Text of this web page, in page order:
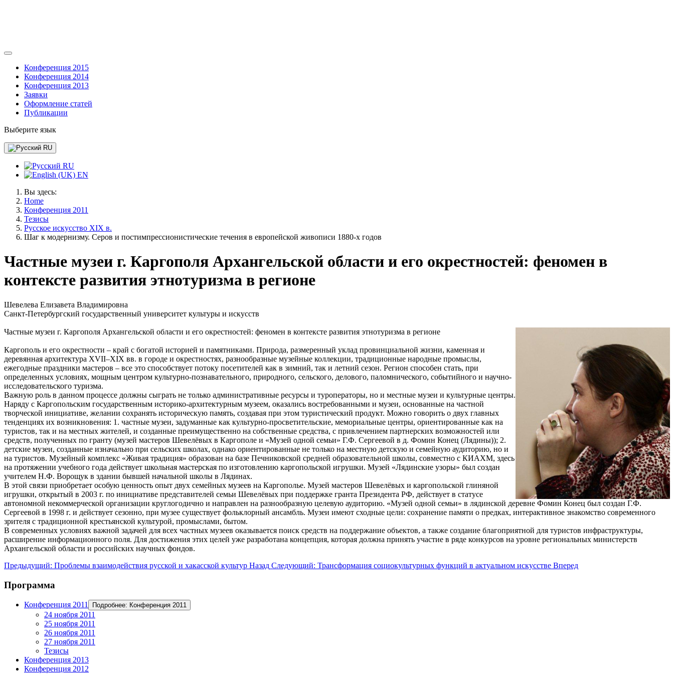
Конференция 2015
Конференция 2014
Конференция 2013
Заявки
Оформление статей
Публикации
Выберите язык
RU
RU
EN
Вы здесь:
Home
Конференция 2011
Тезисы
Русское искусство XIX в.
Шаг к модернизму. Серов и постимпрессионистические течения в европейской живописи 1880-х годов
Частные музеи г. Каргополя Архангельской области и его окрестностей: феномен в
контексте развития этнотуризма в регионе
Шевелева Елизавета Владимировна
Санкт-Петербургский государственный университет культуры и искусств
Частные музеи г. Каргополя Архангельской области и его окрестностей: феномен в контексте развития этнотуризма в регионе
Каргополь и его окрестности ‒ край с богатой историей и памятниками. Природа, размеренный уклад провинциальной жизни, каменная и
деревянная архитектура XVII‒XIX вв. в городе и окрестностях, разнообразные музейные коллекции, традиционные народные промыслы,
ежегодные праздники мастеров – все это способствует потоку посетителей как в зимний, так и летний сезон. Регион способен стать, при
определенных условиях, мощным центром культурно-познавательного, природного, сельского, делового, паломнического, событийного и научно-
исследовательского туризма.
Важную роль в данном процессе должны сыграть не только административные ресурсы и туроператоры, но и местные музеи и культурные центры.
Наряду с Каргопольским государственным историко-архитектурным музеем, оказались востребованными и музеи, основанные на частной
творческой инициативе, желании сохранять историческую память, создавая при этом туристический продукт. Можно говорить о двух главных
тенденциях их возникновения: 1. частные музеи, задуманные как культурно-просветительские, мемориальные центры, ориентированные как на
туристов, так и на местных жителей, и созданные преимущественно на собственные средства, с привлечением партнерских возможностей или
средств, полученных по гранту (музей мастеров Шевелёвых в Каргополе и «Музей одной семьи» Г.Ф. Сергеевой в д. Фомин Конец (Лядины)); 2.
детские музеи, созданные изначально при сельских школах, однако ориентированные не только на местную детскую и семейную аудиторию, но и
на туристов. Музейный комплекс «Живая традиция» образован на базе Печниковской средней образовательной школы, совместно с КИАХМ, здесь
на протяжении учебного года действует школьная мастерская по изготовлению каргопольской игрушки. Музей «Лядинские узоры» был создан
учителем Н.Ф. Ворощук в здании бывшей начальной школы в Лядинах.
В этой связи приобретает особую ценность опыт двух семейных музеев на Каргополье. Музей мастеров Шевелёвых и каргопольской глиняной
игрушки, открытый в 2003 г. по инициативе представителей семьи Шевелёвых при поддержке гранта Президента РФ, действует в статусе
автономной некоммерческой организации круглогодично и направлен на разнообразную целевую аудиторию. «Музей одной семьи» в лядинской деревне Фомин Конец был создан Г.Ф.
Сергеевой в 1998 г. и действует сезонно, при музее существует фольклорный ансамбль. Музеи имеют сходные цели: сохранение памяти о предках, интерактивное знакомство современного
зрителя с традиционной крестьянской культурой, промыслами, бытом.
В современных условиях важной задачей для всех частных музеев оказывается поиск средств на поддержание объектов, а также создание благоприятной для туристов инфраструктуры,
расширение информационного поля. Для достижения этих целей уже разработана концепция, которая должна принять участие в ряде конкурсов на уровне региональных министерств
Архангельской области и российских научных фондов.
Предыдущий: Проблемы взаимодействия русской и хакасской культур Назад Следующий: Трансформация социокультурных функций в актуальном искусстве Вперед
Программа
Конференция 2011 Подробнее: Конференция 2011
24 ноября 2011
25 ноября 2011
26 ноября 2011
27 ноября 2011
Тезисы
Конференция 2013
Конференция 2012